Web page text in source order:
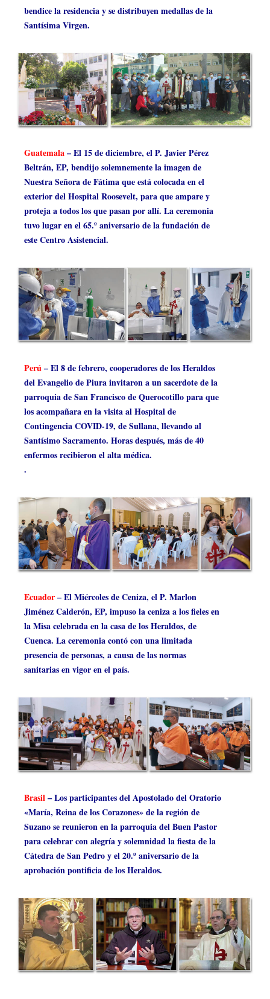
bendice la residencia y se distribuyen medallas de la
Santísima Virgen.
Guatemala– El 15 de diciembre, el P. Javier Pérez
Beltrán, EP, bendijo solemnemente la imagen de
Nuestra Señora de Fátima que está colocada en el
exterior del Hospital Roosevelt, para que ampare y
proteja a todos los que pasan por allí. La ceremonia
tuvo lugar en el 65.º aniversario de la fundación de
este Centro Asistencial.
Perú– El 8 de febrero, cooperadores de los Heraldos
del Evangelio de Piura invitaron a un sacerdote de la
parroquia de San Francisco de Querocotillo para que
los acompañara en la visita al Hospital de
Contingencia COVID-19, de Sullana, llevando al
Santísimo Sacramento. Horas después, más de 40
enfermos recibieron el alta médica.
.
Ecuador– El Miércoles de Ceniza, el P. Marlon
Jiménez Calderón, EP, impuso la ceniza a los fieles en
la Misa celebrada en la casa de los Heraldos, de
Cuenca. La ceremonia contó con una limitada
presencia de personas, a causa de las normas
sanitarias en vigor en el país.
Brasil– Los participantes del Apostolado del Oratorio
«María, Reina de los Corazones» de la región de
Suzano se reunieron en la parroquia del Buen Pastor
para celebrar con alegría y solemnidad la fiesta de la
Cátedra de San Pedro y el 20.º aniversario de la
aprobación pontificia de los Heraldos.